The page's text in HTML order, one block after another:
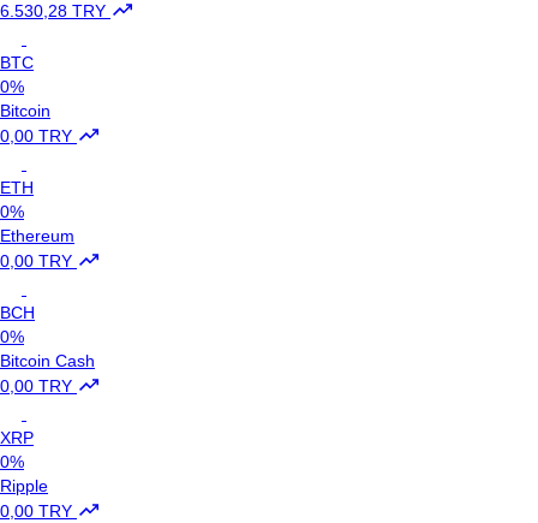
6.530,28 TRY
BTC
0%
Bitcoin
0,00 TRY
ETH
0%
Ethereum
0,00 TRY
BCH
0%
Bitcoin Cash
0,00 TRY
XRP
0%
Ripple
0,00 TRY